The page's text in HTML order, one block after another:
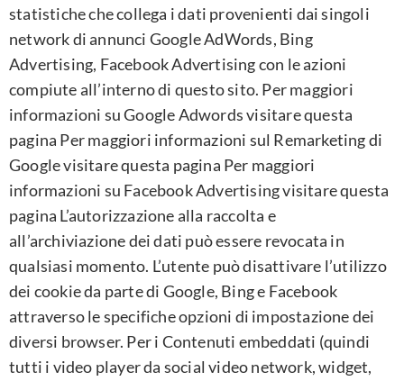
statistiche che collega i dati provenienti dai singoli
network di annunci Google AdWords, Bing
Advertising, Facebook Advertising con le azioni
compiute all’interno di questo sito. Per maggiori
informazioni su Google Adwords visitare questa
pagina Per maggiori informazioni sul Remarketing di
Google visitare questa pagina Per maggiori
informazioni su Facebook Advertising visitare questa
pagina L’autorizzazione alla raccolta e
all’archiviazione dei dati può essere revocata in
qualsiasi momento. L’utente può disattivare l’utilizzo
dei cookie da parte di Google, Bing e Facebook
attraverso le specifiche opzioni di impostazione dei
diversi browser. Per i Contenuti embeddati (quindi
tutti i video player da social video network, widget,